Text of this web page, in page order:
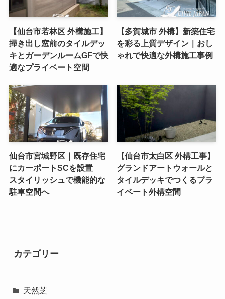
【仙台市若林区 外構施工】
掃き出し窓前のタイルデッ
キとガーデンルームGFで快
適なプライベート空間
【多賀城市 外構】新築住宅
を彩る上質デザイン｜おし
ゃれで快適な外構施工事例
仙台市宮城野区｜既存住宅
にカーポートSCを設置
スタイリッシュで機能的な
駐車空間へ
【仙台市太白区 外構工事】
グランドアートウォールと
タイルデッキでつくるプラ
イベート外構空間
カテゴリー
天然芝